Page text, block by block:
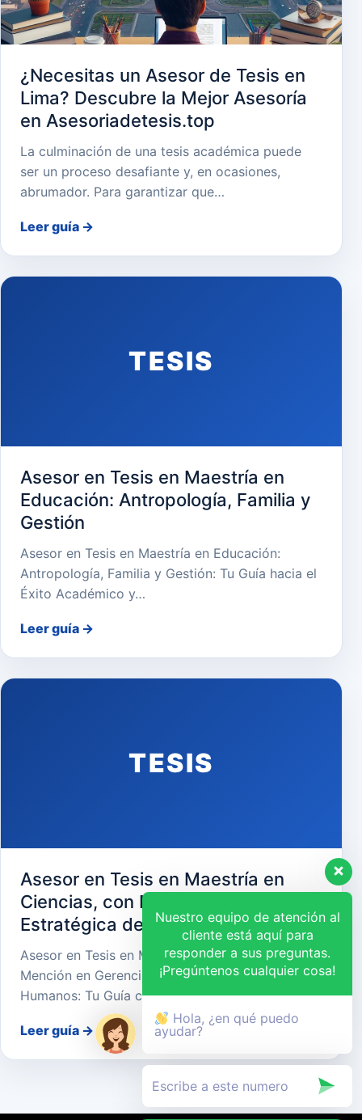
¿Necesitas un Asesor de Tesis en
Lima? Descubre la Mejor Asesoría
en Asesoriadetesis.top
La culminación de una tesis académica puede
ser un proceso desafiante y, en ocasiones,
abrumador. Para garantizar que…
Leer guía →
TESIS
Asesor en Tesis en Maestría en
Educación: Antropología, Familia y
Gestión
Asesor en Tesis en Maestría en Educación:
Antropología, Familia y Gestión: Tu Guía hacia el
Éxito Académico y…
Leer guía →
TESIS
Asesor en Tesis en Maestría en
Ciencias, con Mención en Gerencia
Estratégica de Recursos Humanos
Asesor en Tesis en Maestría en Ciencias, con
Mención en Gerencia Estratégica de Recursos
Humanos: Tu Guía cara…
Leer guía →
Nuestro equipo de atención al
cliente está aquí para
responder a sus preguntas.
¡Pregúntenos cualquier cosa!
Hola, ¿en qué puedo
ayudar?